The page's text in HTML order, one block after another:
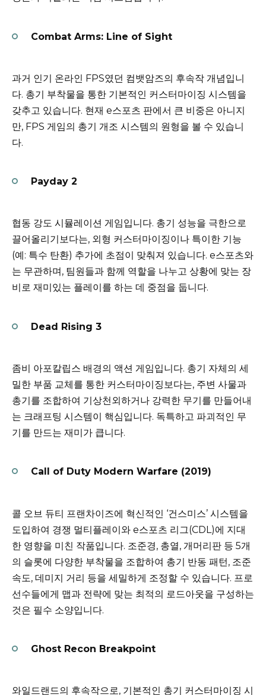
Combat Arms: Line of Sight
과거 인기 온라인 FPS였던 컴뱃암즈의 후속작 개념입니
다. 총기 부착물을 통한 기본적인 커스터마이징 시스템을
갖추고 있습니다. 현재 e스포츠 판에서 큰 비중은 아니지
만, FPS 게임의 총기 개조 시스템의 원형을 볼 수 있습니
다.
Payday 2
협동 강도 시뮬레이션 게임입니다. 총기 성능을 극한으로
끌어올리기보다는, 외형 커스터마이징이나 특이한 기능
(예: 특수 탄환) 추가에 초점이 맞춰져 있습니다. e스포츠와
는 무관하며, 팀원들과 함께 역할을 나누고 상황에 맞는 장
비로 재미있는 플레이를 하는 데 중점을 둡니다.
Dead Rising 3
좀비 아포칼립스 배경의 액션 게임입니다. 총기 자체의 세
밀한 부품 교체를 통한 커스터마이징보다는, 주변 사물과
총기를 조합하여 기상천외하거나 강력한 무기를 만들어내
는 크래프팅 시스템이 핵심입니다. 독특하고 파괴적인 무
기를 만드는 재미가 큽니다.
Call of Duty Modern Warfare (2019)
콜 오브 듀티 프랜차이즈에 혁신적인 ‘건스미스’ 시스템을
도입하여 경쟁 멀티플레이와 e스포츠 리그(CDL)에 지대
한 영향을 미친 작품입니다. 조준경, 총열, 개머리판 등 5개
의 슬롯에 다양한 부착물을 조합하여 총기 반동 패턴, 조준
속도, 데미지 거리 등을 세밀하게 조정할 수 있습니다. 프로
선수들에게 맵과 전략에 맞는 최적의 로드아웃을 구성하는
것은 필수 소양입니다.
Ghost Recon Breakpoint
와일드랜드의 후속작으로, 기본적인 총기 커스터마이징 시